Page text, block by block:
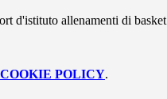
d'istituto allenamenti di basket
COOKIE POLICY.